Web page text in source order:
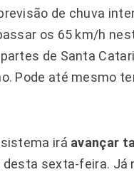
de chuva
os 65 km/h
de Santa
Pode até mesmo
irá avançar
desta sexta-feira. Já